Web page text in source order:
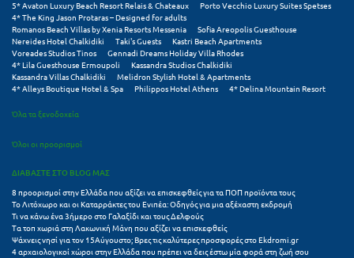
Χαλκιδική
Χανιά
Χερσόνησος
Ψ
Ψαθόπυργος
5* Avaton Luxury Beach Resort Relais & Chateaux
Porto Vecchio Luxury Suites Spetses
4* The King Jason Protaras – Designed for adults
Romanos Beach Villas by Xenia Resorts Messenia
Sofia Areopolis Guesthouse
Nereides Hotel Chalkidiki
Taki's Guests
Kastri Beach Apartments
Voreades Studios Tinos
Gennadi Dreams Holiday Villa Rhodes
4* Lila Guesthouse Ermoupoli
Kassandra Studios Chalkidiki
Kassandra Villas Chalkidiki
Melidron Stylish Hotel & Apartments
4* Alleys Boutique Hotel & Spa
Philippos Hotel Athens 4* Delina Mountain Resort
Όλα τα ξενοδοχεία
Όλοι οι προορισμοί
ΔΙΑΒΑΣΤΕ ΣΤΟ BLOG ΜΑΣ
8 προορισμοί στην Ελλάδα που αξίζει να επισκεφθείς για τα ΠΟΠ προϊόντα τους
Το Λιτόχωρο και οι Καταρράκτες του Ενιπέα: Οδηγός για μια αξέχαστη εκδρομή
Τι να κάνω ένα 3ήμερο στο Γαλαξίδι και τους Δελφούς
Τα τοπ χωριά στη Λακωνική Μάνη που αξίζει να επισκεφθείς
Ψάχνεις νησί για τον 15Αύγουστο; Βρες τις καλύτερες προσφορές στο Ekdromi.gr
4 αρχαιολογικοί χώροι στην Ελλάδα που πρέπει να δεις έστω μία φορά στη ζωή σου